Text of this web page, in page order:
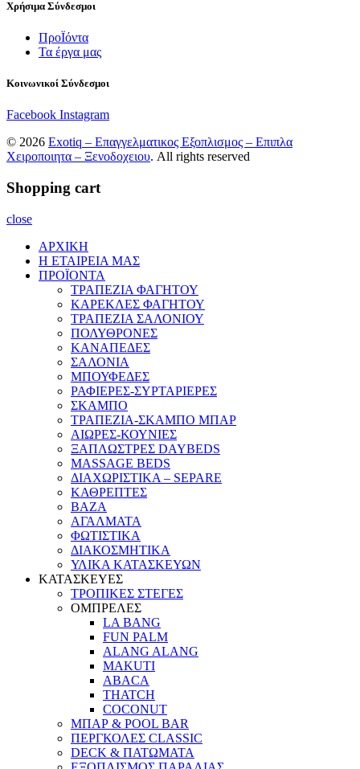
Χρήσιμα Σύνδεσμοι
ΠροΪόντα
Τα έργα μας
Κοινωνικοί Σύνδεσμοι
Facebook Instagram
© 2026 Exotiq – Επαγγελματικος Εξοπλισμος – Επιπλα
Χειροποιητα – Ξενοδοχειου. All rights reserved
Shopping cart
close
ΑΡΧΙΚΗ
Η ΕΤΑΙΡΕΙΑ ΜΑΣ
ΠΡΟΪΟΝΤΑ
ΤΡΑΠΕΖΙΑ ΦΑΓΗΤΟΥ
ΚΑΡΕΚΛΕΣ ΦΑΓΗΤΟΥ
ΤΡΑΠΕΖΙΑ ΣΑΛΟΝΙΟΥ
ΠΟΛΥΘΡΟΝΕΣ
ΚΑΝΑΠΕΔΕΣ
ΣΑΛΟΝΙΑ
ΜΠΟΥΦΕΔΕΣ
ΡΑΦΙΕΡΕΣ-ΣΥΡΤΑΡΙΕΡΕΣ
ΣΚΑΜΠΟ
ΤΡΑΠΕΖΙΑ-ΣΚΑΜΠΟ ΜΠΑΡ
ΑΙΩΡΕΣ-ΚΟΥΝΙΕΣ
ΞΑΠΛΩΣΤΡΕΣ DAYBEDS
MASSAGE BEDS
ΔΙΑΧΩΡΙΣΤΙΚΑ – SEPARE
ΚΑΘΡΕΠΤΕΣ
ΒΑΖΑ
ΑΓΑΛΜΑΤΑ
ΦΩΤΙΣΤΙΚΑ
ΔΙΑΚΟΣΜΗΤΙΚΑ
ΥΛΙΚΑ ΚΑΤΑΣΚΕΥΩΝ
ΚΑΤΑΣΚΕΥΕΣ
ΤΡΟΠΙΚΕΣ ΣΤΕΓΕΣ
ΟΜΠΡΕΛΕΣ
LA BANG
FUN PALM
ALANG ALANG
MAKUTI
ABACA
THATCH
COCONUT
ΜΠΑΡ & POOL BAR
ΠΕΡΓΚΟΛΕΣ CLASSIC
DECK & ΠΑΤΩΜΑΤΑ